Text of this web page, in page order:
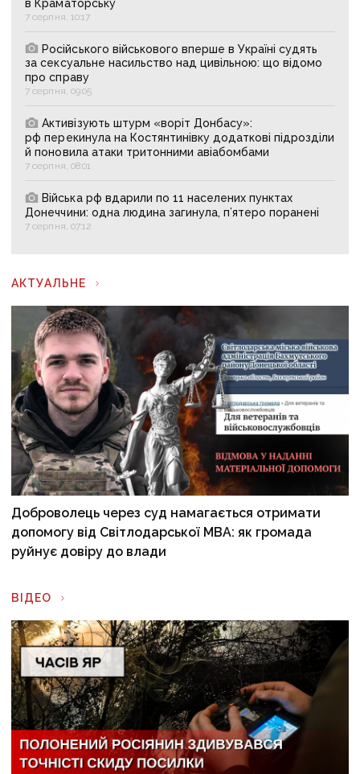
в Краматорську
7 серпня, 10:17
Російського військового вперше в Україні судять
за сексуальне насильство над цивільною: що відомо
про справу
7 серпня, 09:05
Активізують штурм «воріт Донбасу»:
рф перекинула на Костянтинівку додаткові підрозділи
й поновила атаки тритонними авіабомбами
7 серпня, 08:01
Війська рф вдарили по 11 населених пунктах
Донеччини: одна людина загинула, п’ятеро поранені
7 серпня, 07:12
АКТУАЛЬНЕ
Доброволець через суд намагається отримати
допомогу від Світлодарської МВА: як громада
руйнує довіру до влади
ВІДЕО